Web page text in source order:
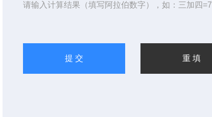
请输入计算结果（填写阿拉伯数字），如：三加四=7